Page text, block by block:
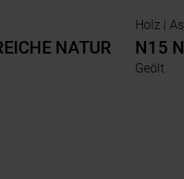
NATUR N15
Geölt